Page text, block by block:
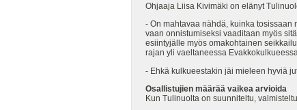
Ohjaaja Liisa Kivimäki on elänyt
- On mahtavaa nähdä, kuinka
vaan onnistumiseksi vaaditaan myös
esiintyjälle myös omakohtainen
rajan yli vaeltaneessa
- Ehkä kulkueestakin jäi mieleen hyviä
Osallistujien määrää vaikea arvioida
Kun Tulinuolta on suunniteltu,